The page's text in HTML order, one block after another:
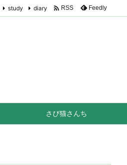
さび猫さんち
study diary  RSS Feedly